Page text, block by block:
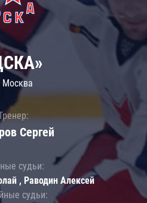
Москва
Сергей
судьи:
, Раводин Алексей
судьи: